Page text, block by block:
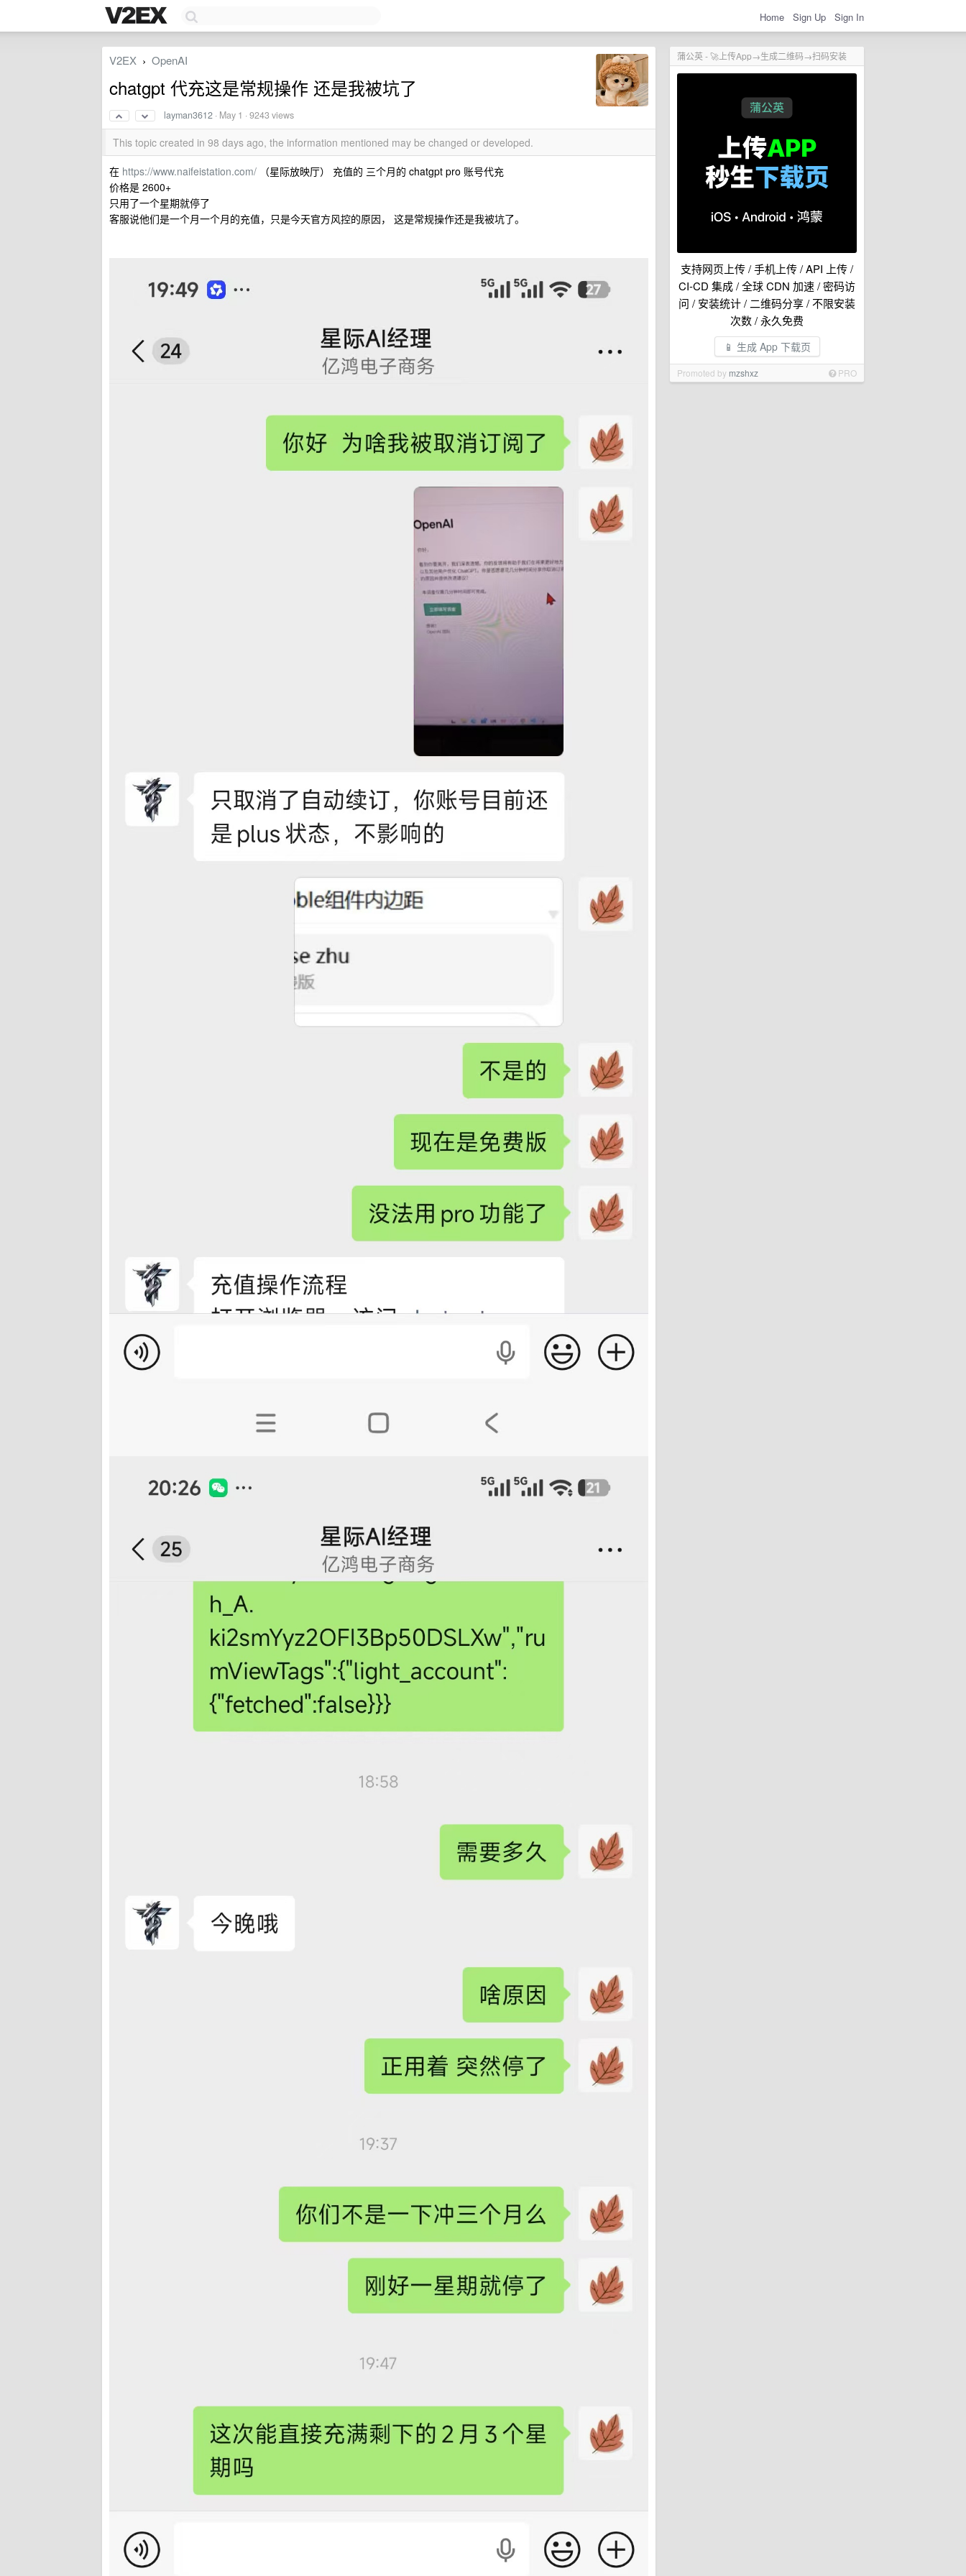
Home Sign Up Sign In
蒲公英 - 🚀上传App→生成二维码→扫码安装
支持网页上传 / 手机上传 / API 上传 /
CI-CD 集成 / 全球 CDN 加速 / 密码访
问 / 安装统计 / 二维码分享 / 不限安装
次数 / 永久免费
📱 生成 App 下载页
Promoted by mzshxz PRO
V2EX › OpenAI
chatgpt 代充这是常规操作 还是我被坑了
layman3612 · May 1 · 9243 views
This topic created in 98 days ago, the information mentioned may be changed or developed.
在 https://www.naifeistation.com/ （星际放映厅） 充值的 三个月的 chatgpt pro 账号代充
价格是 2600+
只用了一个星期就停了
客服说他们是一个月一个月的充值，只是今天官方风控的原因， 这是常规操作还是我被坑了。